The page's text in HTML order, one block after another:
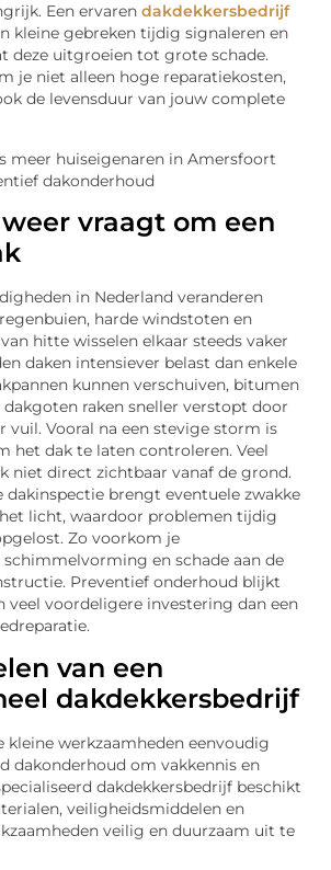
Een ervaren dakdekkersbedrijf
kleine gebreken tijdig signaleren en
deze uitgroeien tot grote schade.
je niet alleen hoge reparatiekosten,
de levensduur van jouw complete
vraagt om een
in Nederland veranderen
harde windstoten en
hitte wisselen elkaar steeds vaker
daken intensiever belast dan enkele
kunnen verschuiven, bitumen
raken sneller verstopt door
vuil. Vooral na een stevige storm is
het dak te laten controleren. Veel
niet direct zichtbaar vanaf de grond.
dakinspectie brengt eventuele zwakke
licht, waardoor problemen tijdig
Zo voorkom je
en schade aan de
Preventief onderhoud blijkt
veel voordeligere investering dan een
van een
dakdekkersbedrijf
kleine werkzaamheden eenvoudig
dakonderhoud om vakkennis en
dakdekkersbedrijf beschikt
veiligheidsmiddelen en
veilig en duurzaam uit te